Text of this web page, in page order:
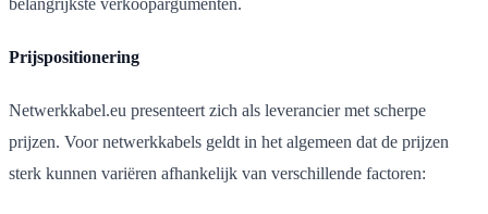
Prijspositionering
Netwerkkabel.eu presenteert zich als leverancier met scherpe
prijzen. Voor netwerkkabels geldt in het algemeen dat de prijzen
sterk kunnen variëren afhankelijk van verschillende factoren: